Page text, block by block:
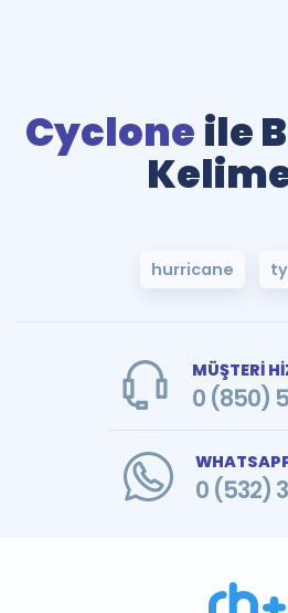
Cyclone ile
hurricane
MÜŞTERİ
0 (850)
0 (532)